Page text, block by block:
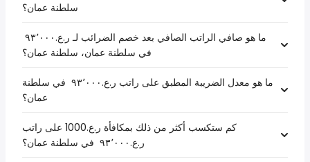
سلطنة عمان؟
في سلطنة عمان، سلطنة عمان؟
ما هو معدل الضريبة المطبق على راتب ر.ع.‏٩٣٬٠٠٠ ‏ في سلطنة
عمان؟
كم ستكسب أكثر من ذلك بمكافأة ر.ع.1000 على راتب
ر.ع.‏٩٣٬٠٠٠ ‏ في سلطنة عمان؟